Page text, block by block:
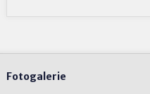
Fotogalerie